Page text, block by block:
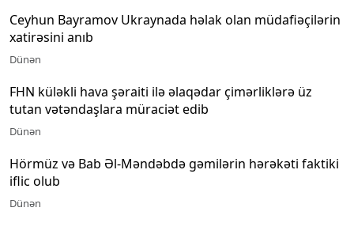
Ceyhun Bayramov Ukraynada həlak olan müdafiəçilərin
xatirəsini anıb
Dünən
FHN küləkli hava şəraiti ilə əlaqədar çimərliklərə üz
tutan vətəndaşlara müraciət edib
Dünən
Hörmüz və Bab Əl-Məndəbdə gəmilərin hərəkəti faktiki
iflic olub
Dünən